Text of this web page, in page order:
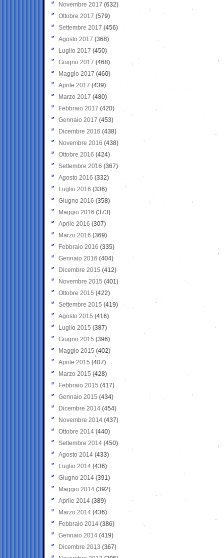
Novembre 2017 (632)
Ottobre 2017 (579)
Settembre 2017 (456)
Agosto 2017 (368)
Luglio 2017 (450)
Giugno 2017 (468)
Maggio 2017 (460)
Aprile 2017 (439)
Marzo 2017 (480)
Febbraio 2017 (420)
Gennaio 2017 (453)
Dicembre 2016 (438)
Novembre 2016 (438)
Ottobre 2016 (424)
Settembre 2016 (367)
Agosto 2016 (332)
Luglio 2016 (336)
Giugno 2016 (358)
Maggio 2016 (373)
Aprile 2016 (307)
Marzo 2016 (369)
Febbraio 2016 (335)
Gennaio 2016 (404)
Dicembre 2015 (412)
Novembre 2015 (401)
Ottobre 2015 (422)
Settembre 2015 (419)
Agosto 2015 (416)
Luglio 2015 (387)
Giugno 2015 (396)
Maggio 2015 (402)
Aprile 2015 (407)
Marzo 2015 (428)
Febbraio 2015 (417)
Gennaio 2015 (434)
Dicembre 2014 (454)
Novembre 2014 (437)
Ottobre 2014 (440)
Settembre 2014 (450)
Agosto 2014 (433)
Luglio 2014 (436)
Giugno 2014 (391)
Maggio 2014 (392)
Aprile 2014 (389)
Marzo 2014 (436)
Febbraio 2014 (386)
Gennaio 2014 (419)
Dicembre 2013 (367)